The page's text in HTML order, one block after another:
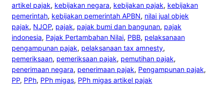
artikel pajak, kebijakan negara, kebijakan pajak, kebijakan
pemerintah, kebijakan pemerintah APBN, nilai jual objek
pajak, NJOP, pajak, pajak bumi dan bangunan, pajak
indonesia, Pajak Pertambahan Nilai, PBB, pelaksanaan
pengampunan pajak, pelaksanaan tax amnesty
pemeriksaan, pemeriksaan pajak, pemutihan pajak
penerimaan negara, penerimaan pajak, Pengampunan pajak
PP, PPh, PPh migas, PPh migas artikel pajak